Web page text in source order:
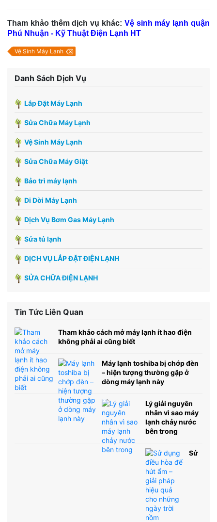
Tham khảo thêm dịch vụ khác: Vệ sinh máy lạnh quận
Phú Nhuận - Kỹ Thuật Điện Lạnh HT
Vệ Sinh Máy Lạnh
Danh Sách Dịch Vụ
Lắp Đặt Máy Lạnh
Sửa Chữa Máy Lạnh
Vệ Sinh Máy Lạnh
Sửa Chữa Máy Giặt
Bảo trì máy lạnh
Di Dời Máy Lạnh
Dịch Vụ Bơm Gas Máy Lạnh
Sửa tủ lạnh
DỊCH VỤ LẮP ĐẶT ĐIỆN LẠNH
SỬA CHỮA ĐIỆN LẠNH
Tin Tức Liên Quan
Tham khảo cách mở máy lạnh ít hao điện
không phải ai cũng biết
Máy lạnh toshiba bị chớp đèn
– hiện tượng thường gặp ở
dòng máy lạnh này
Lý giải nguyên
nhân vì sao máy
lạnh chảy nước
bên trong
Sử